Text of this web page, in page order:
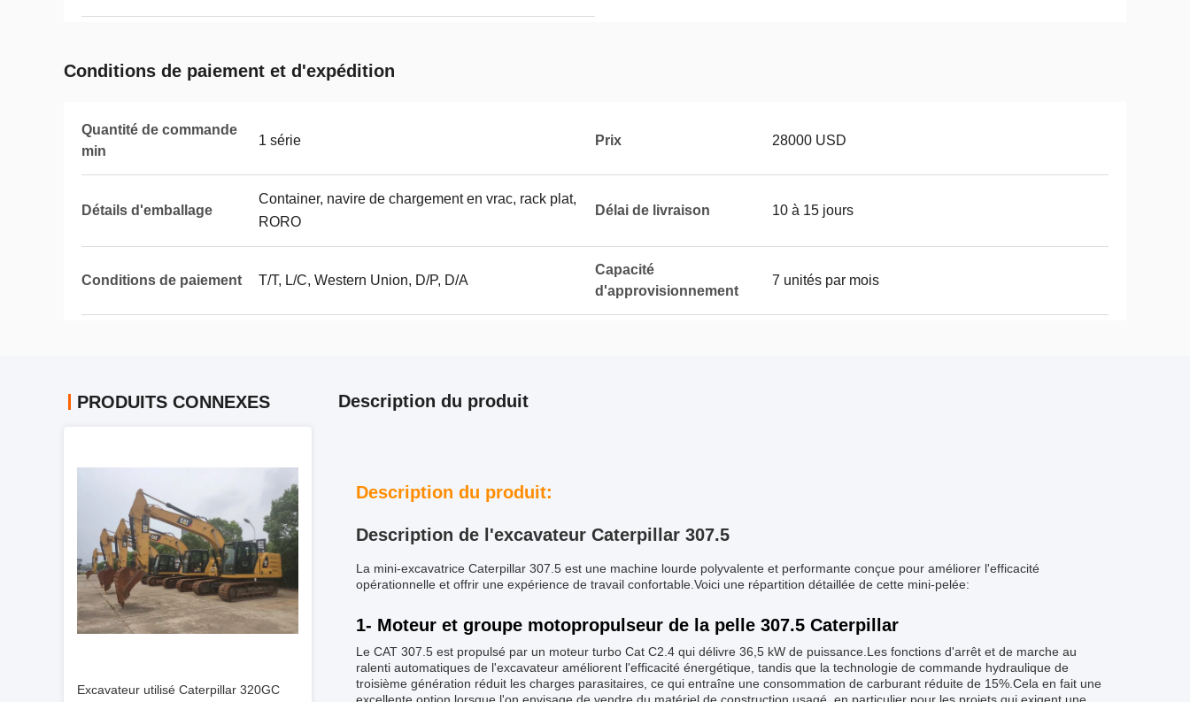
Conditions de paiement et d'expédition
Quantité de commande
min
1 série Prix 28000 USD
Détails d'emballage
Container, navire de chargement en vrac, rack plat,
RORO
Délai de livraison 10 à 15 jours
Conditions de paiement T/T, L/C, Western Union, D/P, D/A
Capacité
d'approvisionnement
7 unités par mois
PRODUITS CONNEXES
Excavateur utilisé Caterpillar 320GC
Description du produit
Description du produit:
Description de l'excavateur Caterpillar 307.5
La mini-excavatrice Caterpillar 307.5 est une machine lourde polyvalente et performante conçue pour améliorer l'efficacité
opérationnelle et offrir une expérience de travail confortable.Voici une répartition détaillée de cette mini-pelée:
1- Moteur et groupe motopropulseur de la pelle 307.5 Caterpillar
Le CAT 307.5 est propulsé par un moteur turbo Cat C2.4 qui délivre 36,5 kW de puissance.Les fonctions d'arrêt et de marche au
ralenti automatiques de l'excavateur améliorent l'efficacité énergétique, tandis que la technologie de commande hydraulique de
troisième génération réduit les charges parasitaires, ce qui entraîne une consommation de carburant réduite de 15%.Cela en fait une